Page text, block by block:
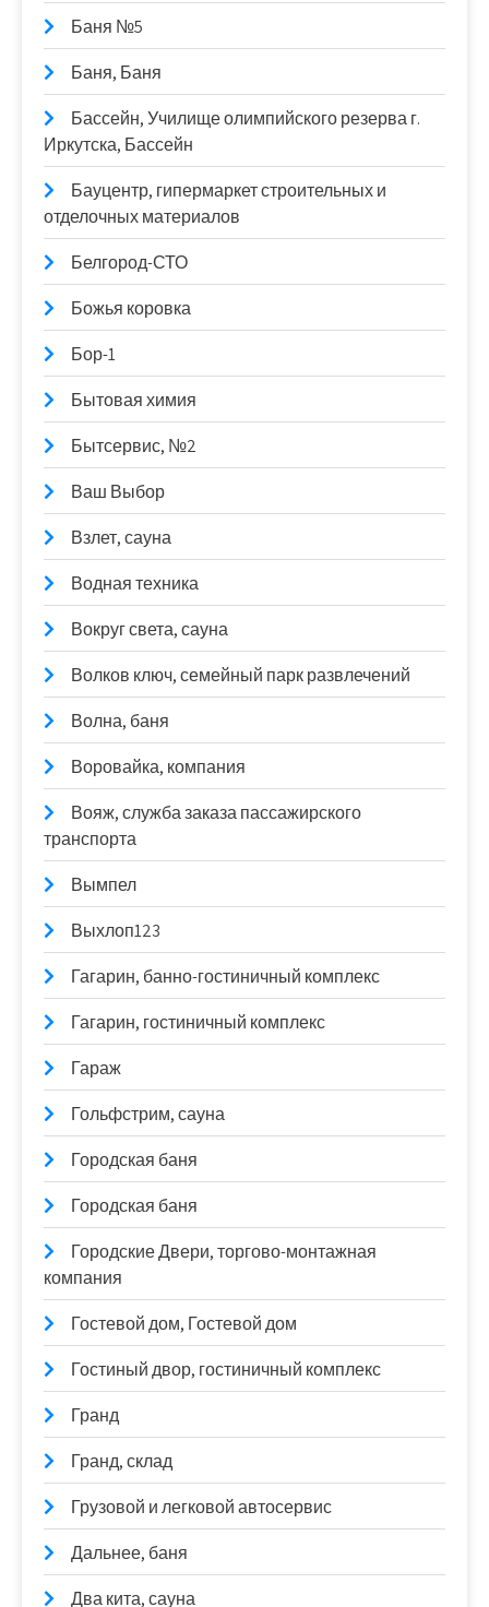
Баня №5
Баня, Баня
Бассейн, Училище олимпийского резерва г.
Иркутска, Бассейн
Бауцентр, гипермаркет строительных и
отделочных материалов
Белгород-СТО
Божья коровка
Бор-1
Бытовая химия
Бытсервис, №2
Ваш Выбор
Взлет, сауна
Водная техника
Вокруг света, сауна
Волков ключ, семейный парк развлечений
Волна, баня
Воровайка, компания
Вояж, служба заказа пассажирского
транспорта
Вымпел
Выхлоп123
Гагарин, банно-гостиничный комплекс
Гагарин, гостиничный комплекс
Гараж
Гольфстрим, сауна
Городская баня
Городская баня
Городские Двери, торгово-монтажная
компания
Гостевой дом, Гостевой дом
Гостиный двор, гостиничный комплекс
Гранд
Гранд, склад
Грузовой и легковой автосервис
Дальнее, баня
Два кита, сауна